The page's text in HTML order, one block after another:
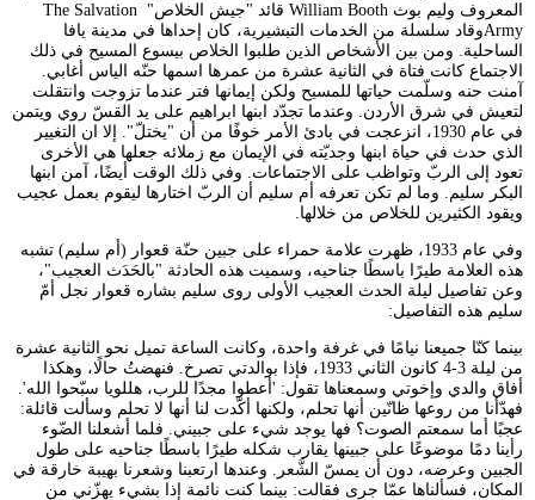
المعروف وليم بوث William Booth قائد "جيش الخلاص" The Salvation
Armyوقاد سلسلة من الخدمات التبشيرية، كان إحداها في مدينة يافا
الساحلية. ومن بين الأشخاص الذين طلبوا الخلاص بيسوع المسيح في ذلك
الاجتماع كانت فتاة في الثانية عشرة من عمرها اسمها حنّه الياس أغابي.
آمنت حنه وسلّمت حياتها للمسيح ولكن إيمانها فتر عندما تزوجت وانتقلت
لتعيش في شرق الأردن. وعندما تجدّد ابنها ابراهيم على يد القسّ روي ويتمن
في عام 1930، انزعجت في بادئ الأمر خوفًا من أن "يختلّ". إلا ان التغيير
الذي حدث في حياة ابنها وجديّته في الإيمان مع زملائه جعلها هي الأخرى
تعود إلى الربّ وتواظب على الاجتماعات. وفي ذلك الوقت أيضًا، آمن ابنها
البكر سليم. وما لم تكن تعرفه أم سليم أن الربّ اختارها ليقوم بعمل عجيب
ويقود الكثيرين للخلاص من خلالها.
وفي عام 1933، ظهرت علامة حمراء على جبين حنّة قعوار (أم سليم) تشبه
هذه العلامة طيرًا باسطًا جناحيه، وسميت هذه الحادثة "بالحَدَث العجيب"،
وعن تفاصيل ليلة الحدث العجيب الأولى روى سليم بشاره قعوار نجل أمّ
سليم هذه التفاصيل:
بينما كنّا جميعنا نيامًا في غرفة واحدة، وكانت الساعة تميل نحو الثانية عشرة
من ليلة 3-4 كانون الثاني 1933، فإذا بوالدتي تصرخ. فنهضتُ حالًا، وهكذا
أفاق والدي وإخوتي وسمعناها تقول: 'أعطوا مجدًا للرب، هللويا سبّحوا الله'.
فهدّأنا من روعها ظانّين أنها تحلم، ولكنها أكّدت لنا أنها لا تحلم وسألت قائلة:
عجبًا أما سمعتم الصوت؟ فها يوجد شيء على جبيني. فلما أشعلنا الضّوء
رأينا دمًا موضوعًا على جبينها يقارب شكله طيرًا باسطًا جناحيه على طول
الجبين وعرضه، دون أن يمسّ الشَّعر. وعندها ارتعبنا وشعرنا بهيبة خارقة في
المكان، فسألناها عمّا جرى فقالت: بينما كنت نائمة إذا بشيء يهزّني من